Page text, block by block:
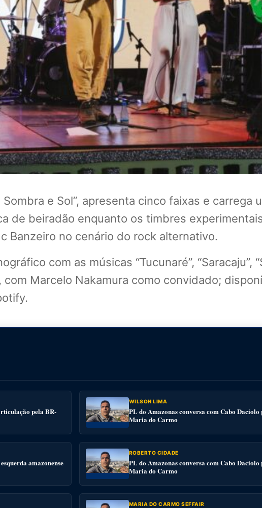
e Sol”, apresenta cinco faixas e carrega
de beiradão enquanto os timbres
Banzeiro no cenário do rock alternativo.
com as músicas “Tucunaré”, “Saracaju”,
com Marcelo Nakamura como convidado;
pela BR-
WILSON LIMA
PL do Amazonas conversa com Cabo
Maria do Carmo
amazonense
ROBERTO CIDADE
PL do Amazonas conversa com Cabo
Maria do Carmo
MARIA DO CARMO SEFFAIR